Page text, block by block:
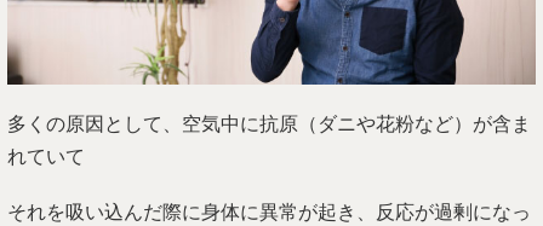
多くの原因として、空気中に抗原（ダニや花粉など）が含ま
れていて
それを吸い込んだ際に身体に異常が起き、反応が過剰になっ